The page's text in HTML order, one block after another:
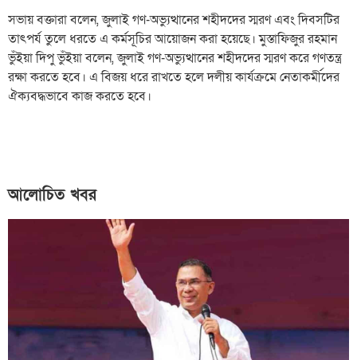
সভায় বক্তারা বলেন, জুলাই গণ-অভ্যুত্থানের শহীদদের স্মরণ এবং দিবসটির
তাৎপর্য তুলে ধরতে এ কর্মসূচির আয়োজন করা হয়েছে। মুস্তাফিজুর রহমান
ভুঁইয়া দিপু ভুঁইয়া বলেন, জুলাই গণ-অভ্যুত্থানের শহীদদের স্মরণ করে গণতন্ত্র
রক্ষা করতে হবে। এ বিজয় ধরে রাখতে হলে দলীয় কার্যক্রমে নেতাকর্মীদের
ঐক্যবদ্ধভাবে কাজ করতে হবে।
আলোচিত খবর